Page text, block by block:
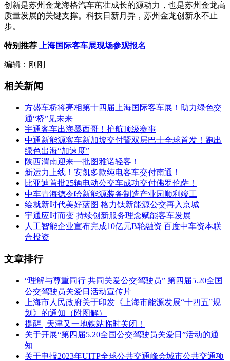
创新是苏州金龙海格汽车茁壮成长的源动力，也是苏州金龙高
质量发展的关键支撑。科技日新月异，苏州金龙创新永不止
步。
特别推荐 上海国际客车展现场参观报名
编辑：刚刚
相关新闻
方盛车桥将亮相第十四届上海国际客车展！助力绿色交
通“桥”见未来
宇通客车出海墨西哥！护航顶级赛事
中通新能源客车新加坡交付暨双层巴士全球首发！跑出
绿色出海“加速度”
陕西渭南迎来一批图雅诺轻客！
新运力上线！安凯多款纯电客车交付南通！
比亚迪首批25辆电动公交车成功交付佛罗伦萨！
中车青海德令哈新能源装备制造产业园顺利竣工
绘就新时代美好蓝图 格力钛新能源公交再入京城
宇通应时而变 持续创新服务理念赋能客车发展
人工智能企业宣布完成10亿元B轮融资 百度中车资本联
合投资
文章排行
“理解与尊重同行 共同关爱公交驾驶员” 第四届5.20全国
公交驾驶员关爱日活动宣传片
上海市人民政府关于印发《上海市能源发展“十四五”规
划》的通知（附图解）
提醒 | 天津又一地铁站临时关闭！
关于开展“第四届5.20全国公交驾驶员关爱日”活动的通
知
关于申报2023年UITP全球公共交通峰会城市公共交通项